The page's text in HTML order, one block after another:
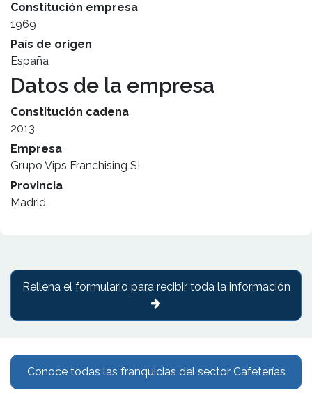
Constitución empresa
1969
País de origen
España
Datos de la empresa
Constitución cadena
2013
Empresa
Grupo Vips Franchising SL
Provincia
Madrid
Conoce todas las franquicias del sector Cafeterías